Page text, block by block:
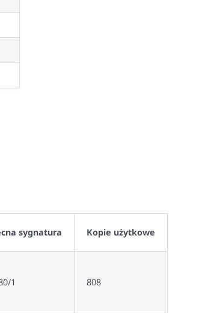
sygnatura Kopie użytkowe
1 808